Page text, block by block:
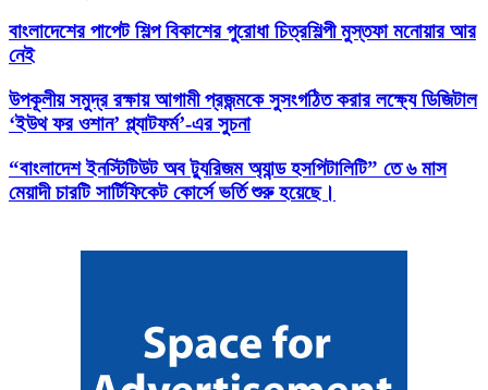
বাংলাদেশের পাপেট শিল্প বিকাশের পুরোধা চিত্রশিল্পী মুস্তফা মনোয়ার আর
নেই
উপকূলীয় সমুদ্র রক্ষায় আগামী প্রজন্মকে সুসংগঠিত করার লক্ষ্যে ডিজিটাল
‘ইউথ ফর ওশান’ প্ল্যাটফর্ম’-এর সুচনা
“বাংলাদেশ ইনস্টিটিউট অব ট্যুরিজম অ্যান্ড হসপিটালিটি” তে ৬ মাস
মেয়াদী চারটি সার্টিফিকেট কোর্সে ভর্তি শুরু হয়েছে।